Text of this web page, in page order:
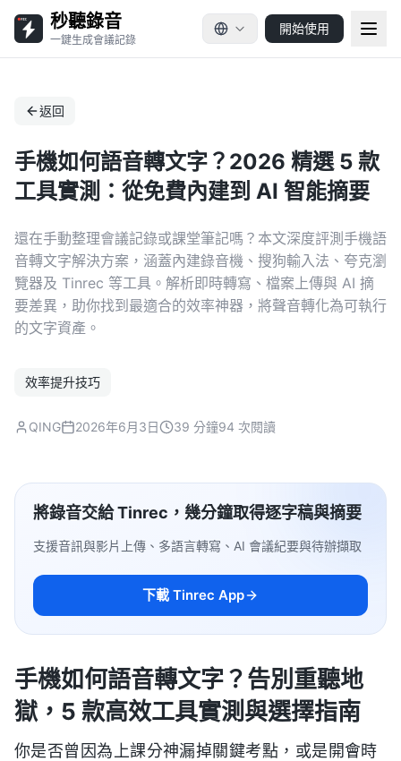
秒聽錄音
一鍵生成會議記錄
開始使用
返回
手機如何語音轉文字？2026 精選 5 款
工具實測：從免費內建到 AI 智能摘要
還在手動整理會議記錄或課堂筆記嗎？本文深度評測手機語
音轉文字解決方案，涵蓋內建錄音機、搜狗輸入法、夸克瀏
覽器及 Tinrec 等工具。解析即時轉寫、檔案上傳與 AI 摘
要差異，助你找到最適合的效率神器，將聲音轉化為可執行
的文字資產。
效率提升技巧
QING 2026年6月3日 39 分鐘94 次閱讀
將錄音交給 Tinrec，幾分鐘取得逐字稿與摘要
支援音訊與影片上傳、多語言轉寫、AI 會議紀要與待辦擷取
下載 Tinrec App
手機如何語音轉文字？告別重聽地
獄，5 款高效工具實測與選擇指南
你是否曾因為上課分神漏掉關鍵考點，或是開會時